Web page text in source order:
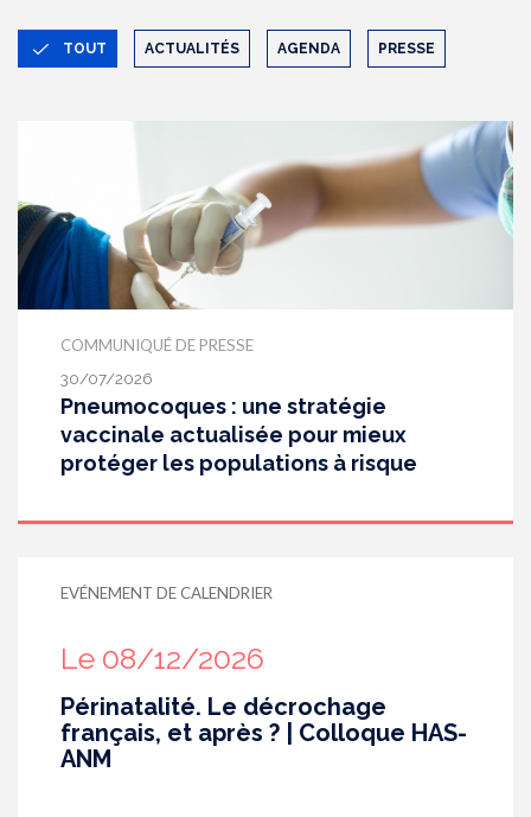
TOUT ACTUALITÉS AGENDA PRESSE
COMMUNIQUÉ DE PRESSE
30/07/2026
Pneumocoques : une stratégie
vaccinale actualisée pour mieux
protéger les populations à risque
EVÉNEMENT DE CALENDRIER
Le 08/12/2026
Périnatalité. Le décrochage
français, et après ? | Colloque HAS-
ANM